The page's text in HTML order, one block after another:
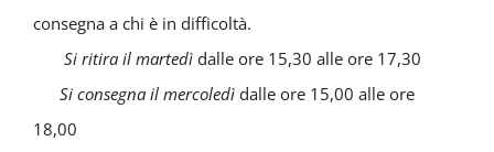
consegna a chi è in difficoltà.
Si ritira il martedì dalle ore 15,30 alle ore 17,30
Si consegna il mercoledì dalle ore 15,00 alle ore
18,00